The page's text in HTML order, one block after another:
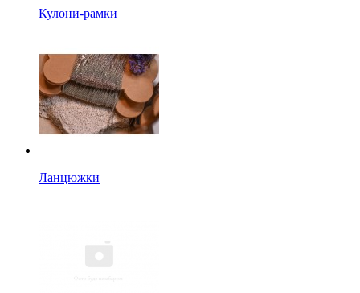
Кулони-рамки
Ланцюжки